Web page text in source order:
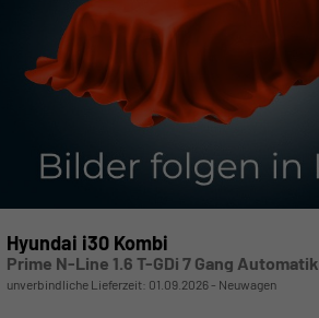
Hyundai i30 Kombi
Prime N-Line 1.6 T-GDi 7 Gang Automatik
unverbindliche Lieferzeit: 01.09.2026 Neuwagen